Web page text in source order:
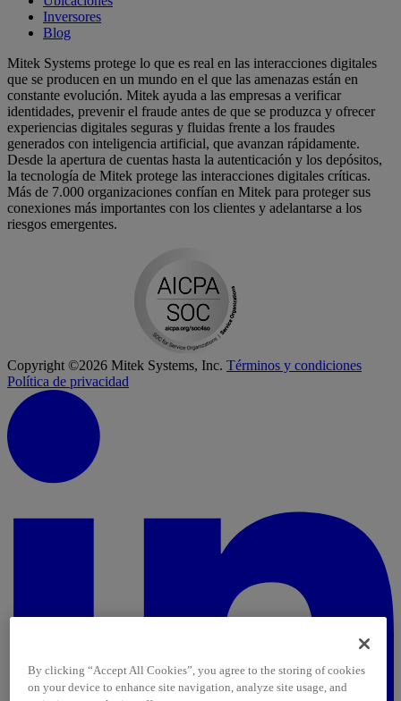
Inversores
Blog
Mitek Systems protege lo que es real en las interacciones digitales
que se producen en un mundo en el que las amenazas están en
constante evolución. Mitek ayuda a las empresas a verificar
identidades, prevenir el fraude antes de que se produzca y ofrecer
experiencias digitales seguras y fluidas frente a los fraudes
generados con inteligencia artificial, que avanzan rápidamente.
Desde la apertura de cuentas hasta la autenticación y los depósitos,
la tecnología de Mitek protege las interacciones digitales críticas.
Más de 7.000 organizaciones confían en Mitek para proteger sus
conexiones más importantes con los clientes y adelantarse a los
riesgos emergentes.
Copyright ©2026 Mitek Systems, Inc. Términos y condiciones
Política de privacidad
By clicking “Accept All Cookies”, you agree to the storing of cookies
on your device to enhance site navigation, analyze site usage, and